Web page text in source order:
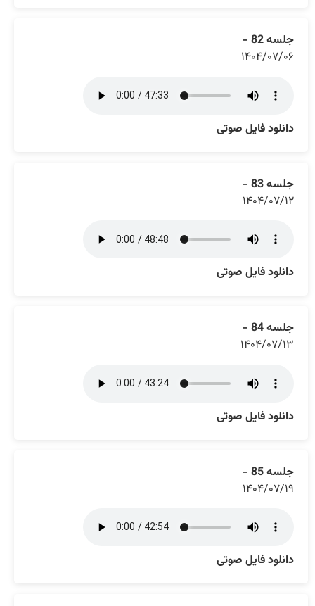
جلسه 82 -
۱۴۰۴/۰۷/۰۶
دانلود فایل صوتی
جلسه 83 -
۱۴۰۴/۰۷/۱۲
دانلود فایل صوتی
جلسه 84 -
۱۴۰۴/۰۷/۱۳
دانلود فایل صوتی
جلسه 85 -
۱۴۰۴/۰۷/۱۹
دانلود فایل صوتی